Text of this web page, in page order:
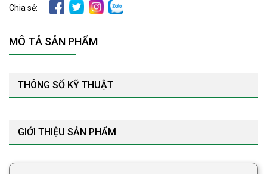
Chia sẻ:
MÔ TẢ SẢN PHẨM
THÔNG SỐ KỸ THUẬT
GIỚI THIỆU SẢN PHẨM